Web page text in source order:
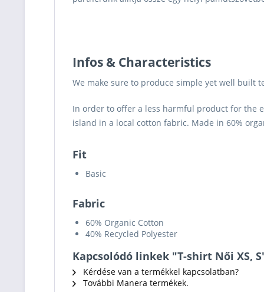
Infos & Characteristics
We make sure to produce simple yet well built
In order to offer a less harmful product for the
island in a local cotton fabric. Made in 60%
Fit
Basic
Fabric
60% Organic Cotton
40% Recycled Polyester
Kapcsolódó linkek "T-shirt Női XS,
Kérdése van a termékkel kapcsolatban?
További Manera termékek.